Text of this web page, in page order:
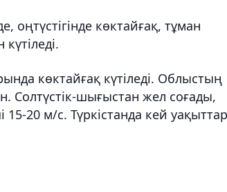
оңтүстігінде көктайғақ, тұман
көктайғақ күтіледі. Облыстың
Солтүстік-шығыстан жел соғады,
20 м/с. Түркістанда кей